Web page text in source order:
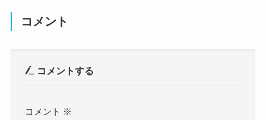
コメント
コメントする
コメント ※